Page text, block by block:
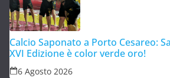
Calcio Saponato a Porto Cesareo:
XVI Edizione è color verde oro!
6 Agosto 2026